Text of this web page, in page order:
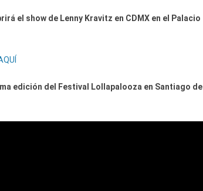
el show de Lenny Kravitz en CDMX en el Palacio
edición del Festival Lollapalooza en Santiago de